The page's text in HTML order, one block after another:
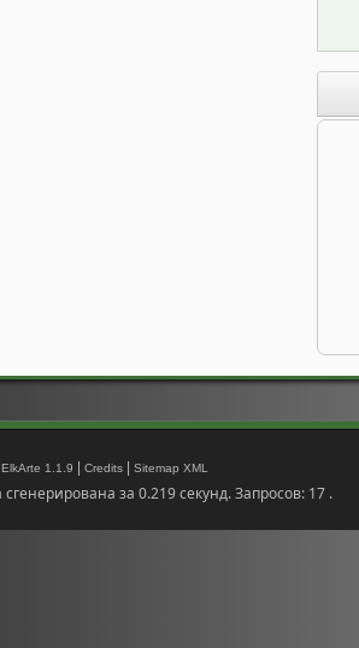
has added an English section! - На форуме
1.1.9 |Credits |Sitemap XML
за 0.219 секунд. Запросов: 17 .